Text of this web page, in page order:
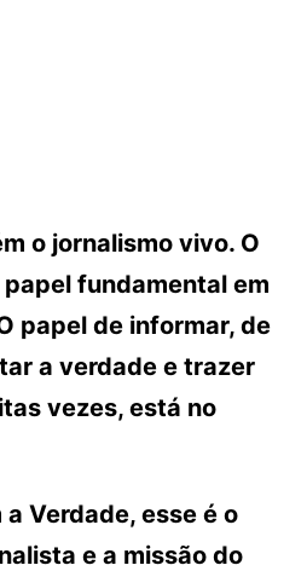
o jornalismo vivo. O
fundamental em
papel de informar, de
a verdade e trazer
vezes, está no
Verdade, esse é o
e a missão do